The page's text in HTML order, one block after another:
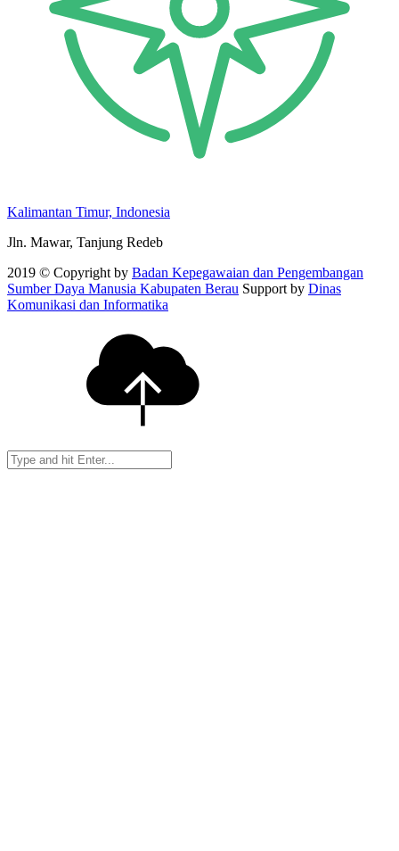
Kalimantan Timur, Indonesia
Jln. Mawar, Tanjung Redeb
2019 © Copyright by Badan Kepegawaian dan Pengembangan
Sumber Daya Manusia Kabupaten Berau Support by Dinas
Komunikasi dan Informatika